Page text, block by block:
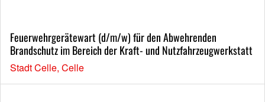
Feuerwehrgerätewart (d/m/w) für den Abwehrenden
Brandschutz im Bereich der Kraft- und Nutzfahrzeugwerkstatt
Stadt Celle, Celle